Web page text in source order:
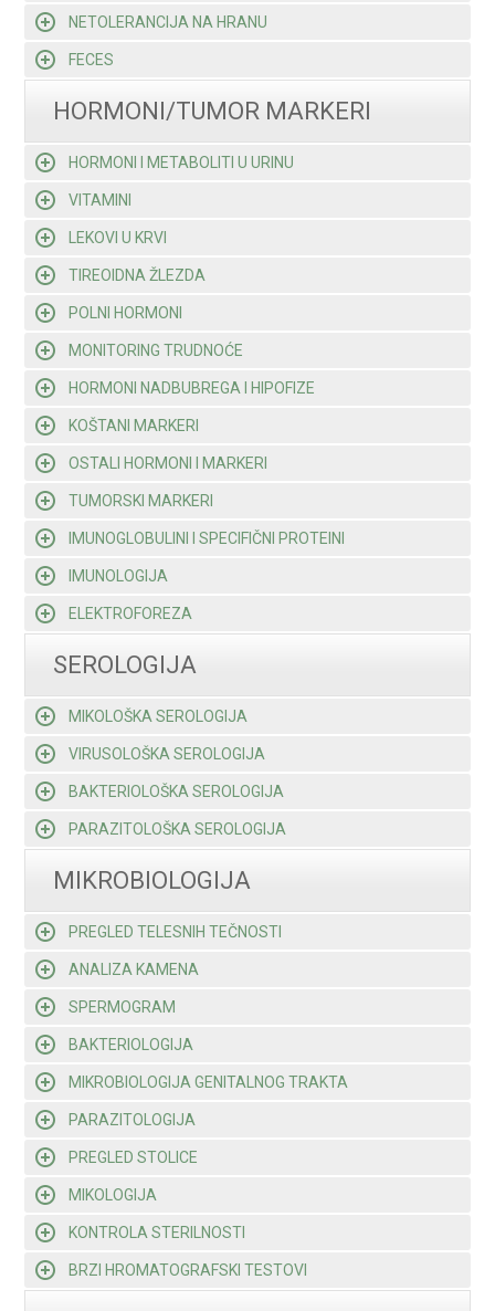
NETOLERANCIJA NA HRANU
FECES
HORMONI/TUMOR MARKERI
HORMONI I METABOLITI U URINU
VITAMINI
LEKOVI U KRVI
TIREOIDNA ŽLEZDA
POLNI HORMONI
MONITORING TRUDNOĆE
HORMONI NADBUBREGA I HIPOFIZE
KOŠTANI MARKERI
OSTALI HORMONI I MARKERI
TUMORSKI MARKERI
IMUNOGLOBULINI I SPECIFIČNI PROTEINI
IMUNOLOGIJA
ELEKTROFOREZA
SEROLOGIJA
MIKOLOŠKA SEROLOGIJA
VIRUSOLOŠKA SEROLOGIJA
BAKTERIOLOŠKA SEROLOGIJA
PARAZITOLOŠKA SEROLOGIJA
MIKROBIOLOGIJA
PREGLED TELESNIH TEČNOSTI
ANALIZA KAMENA
SPERMOGRAM
BAKTERIOLOGIJA
MIKROBIOLOGIJA GENITALNOG TRAKTA
PARAZITOLOGIJA
PREGLED STOLICE
MIKOLOGIJA
KONTROLA STERILNOSTI
BRZI HROMATOGRAFSKI TESTOVI